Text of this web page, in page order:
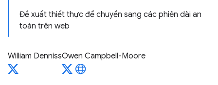
Đề xuất thiết thực để chuyển sang các phiên dài an
toàn trên web
William DennissOwen Campbell-Moore